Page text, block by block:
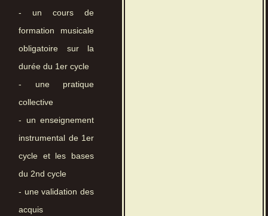
- un cours de
formation musicale
obligatoire sur la
durée du 1er cycle
- une pratique
collective
- un enseignement
instrumental de 1er
cycle et les bases
du 2nd cycle
- une validation des
acquis